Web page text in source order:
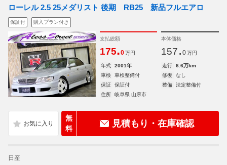
ローレル 2.5 25メダリスト 後期 RB25 新品フルエアロ
保証付 購入プラン付き
支払総額
175.0 万円
本体価格
157. 0 万円
年式 2001年 走行
6.6万km
車検
車検整備付 修復
なし
保証
保証付 整備
法定整備付
住所
岐阜県 山県市
無
料
見積もり・在庫確認
日産